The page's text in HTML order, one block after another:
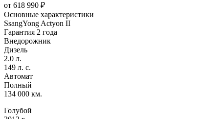
от 618 990 ₽
Основные характеристики
SsangYong Actyon II
Гарантия 2 года
Внедорожник
Дизель
2.0 л.
149 л. с.
Автомат
Полный
134 000 км.
Голубой